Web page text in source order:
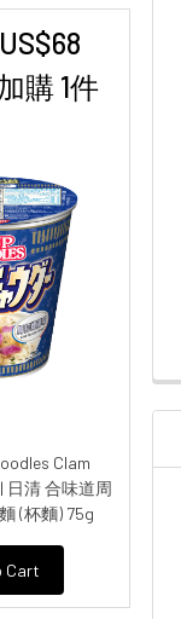
購 1件
Clam
日清 合味道周
(杯麵) 75g
Cart